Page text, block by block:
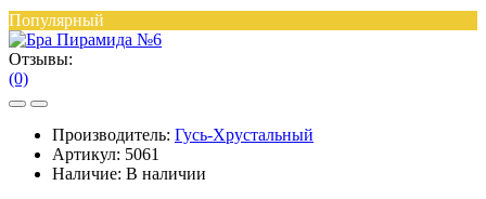
Популярный
Отзывы:
(0)
Производитель: Гусь-Хрустальный
Артикул: 5061
Наличие: В наличии